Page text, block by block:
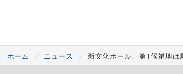
ホーム ニュース 新文化ホール、第1候補地